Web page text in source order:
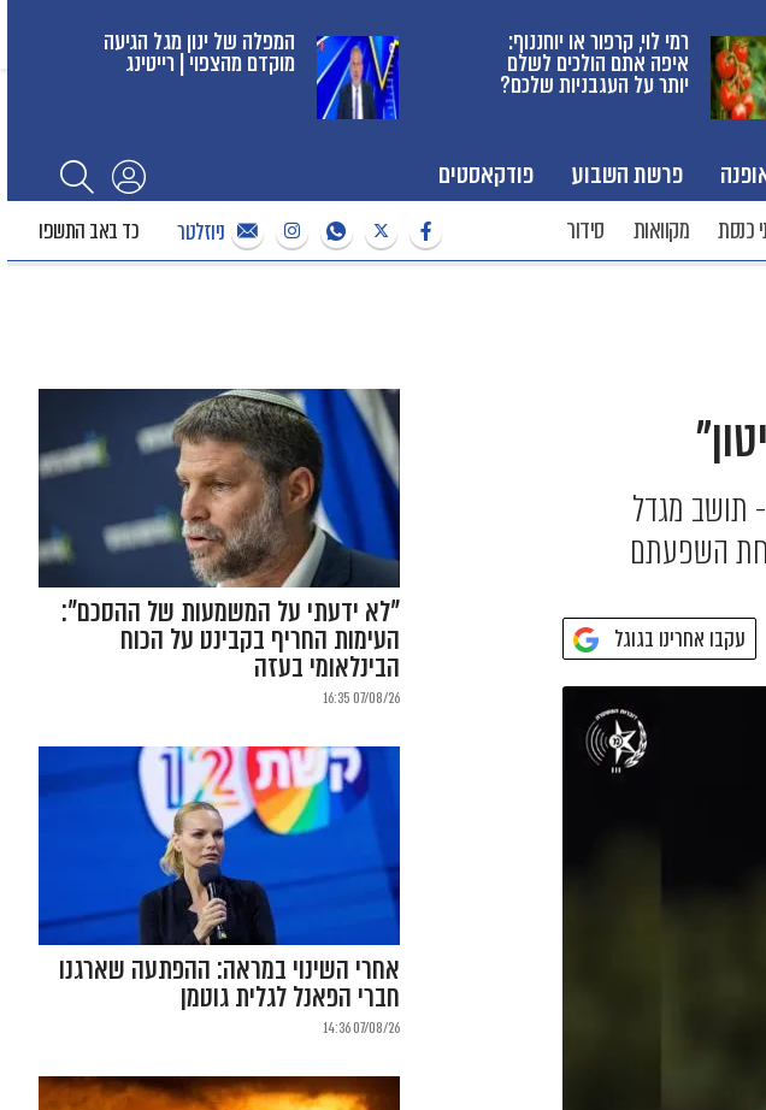
פרשת השבוע פודקאסטים
כנסת מקוואות סידור ניוזלטר כד באב התשפו
רמי לוי, קרפור או יוחננוף:
איפה אתם הולכים לשלם
יותר על העגבניות שלכם?
המפלה של ינון מגל הגיעה
מוקדם מהצפוי | רייטינג
תושב מגדל
השפעתם
עקבו אחרינו בגוגל
"לא ידעתי על המשמעות של ההסכם":
העימות החריף בקבינט על הכוח
הבינלאומי בעזה
07/08/26 16:35
אחרי השינוי במראה: ההפתעה שארגנו
חברי הפאנל לגלית גוטמן
07/08/26 14:36